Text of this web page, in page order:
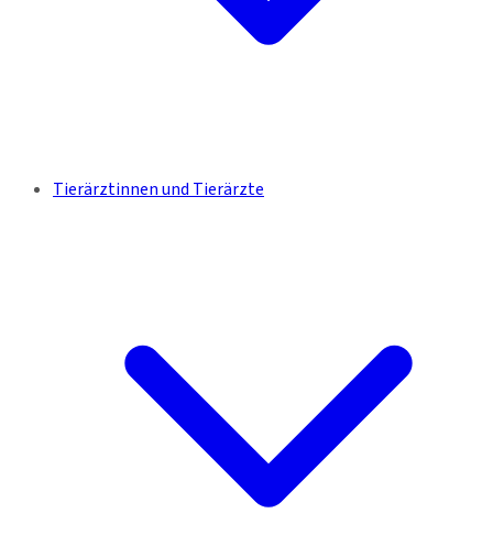
Tierärztinnen und Tierärzte